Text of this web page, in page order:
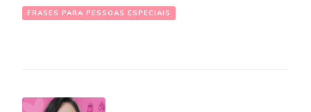
FRASES PARA PESSOAS ESPECIAIS